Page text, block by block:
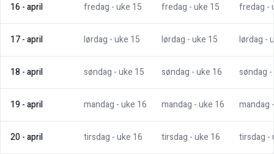
16-april fredag - uke 15 fredag - uke 15 fredag -
17-april lørdag - uke 15 lørdag - uke 15 lørdag -
18-april søndag - uke 15 søndag - uke 16 søndag
19-april mandag - uke 16 mandag - uke 16 mandag
20-april tirsdag - uke 16 tirsdag - uke 16 tirsdag -